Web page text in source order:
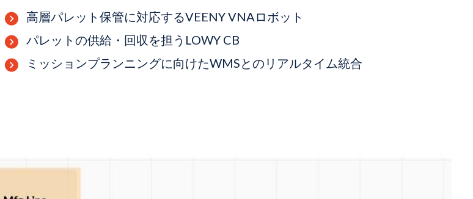
高層パレット保管に対応するVEENY VNAロボット
パレットの供給・回収を担うLOWY CB
ミッションプランニングに向けたWMSとのリアルタイム統合